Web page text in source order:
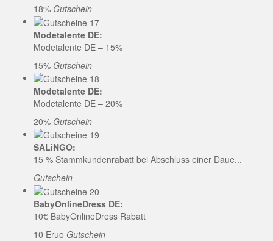
18% Gutschein
Modetalente DE:
Modetalente DE – 15%
15% Gutschein
Modetalente DE:
Modetalente DE – 20%
20% Gutschein
SALiNGO:
15 % Stammkundenrabatt bei Abschluss einer Daue...
Gutschein
BabyOnlineDress DE:
10€ BabyOnlineDress Rabatt
10 Eruo Gutschein